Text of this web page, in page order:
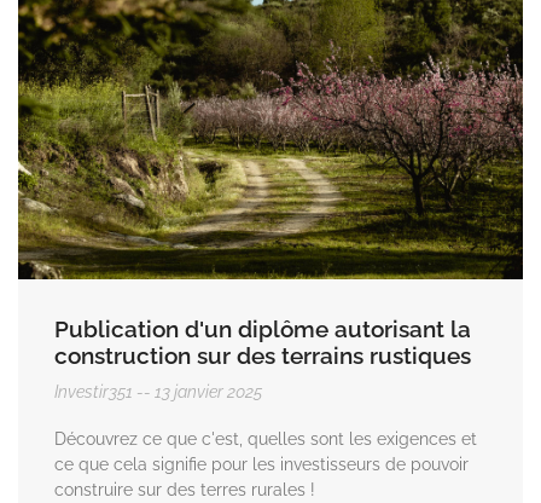
Publication d'un diplôme autorisant la
construction sur des terrains rustiques
Investir351 13 janvier 2025
Découvrez ce que c'est, quelles sont les exigences et
ce que cela signifie pour les investisseurs de pouvoir
construire sur des terres rurales !